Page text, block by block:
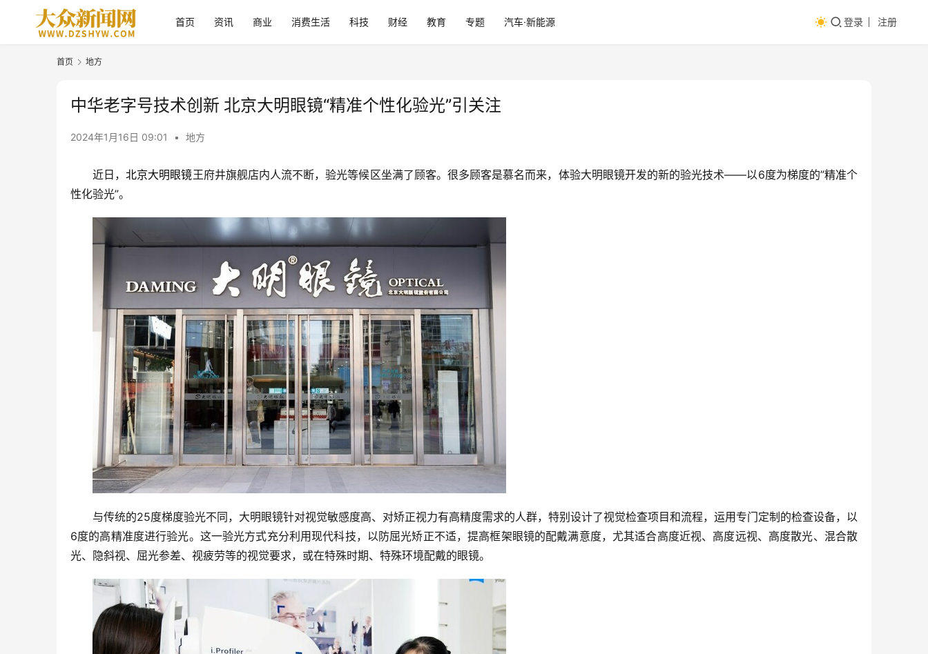
首页 资讯 商业 消费生活 科技 财经 教育 专题 汽车·新能源 登录 注册
首页 地方
中华老字号技术创新 北京大明眼镜“精准个性化验光”引关注
2024年1月16日 09:01 • 地方
近日，北京大明眼镜王府井旗舰店内人流不断，验光等候区坐满了顾客。很多顾客是慕名而来，体验大明眼镜开发的新的验光技术——以6度为梯度的”精准个
性化验光”。
与传统的25度梯度验光不同，大明眼镜针对视觉敏感度高、对矫正视力有高精度需求的人群，特别设计了视觉检查项目和流程，运用专门定制的检查设备，以
6度的高精准度进行验光。这一验光方式充分利用现代科技，以防屈光矫正不适，提高框架眼镜的配戴满意度，尤其适合高度近视、高度远视、高度散光、混合散
光、隐斜视、屈光参差、视疲劳等的视觉要求，或在特殊时期、特殊环境配戴的眼镜。